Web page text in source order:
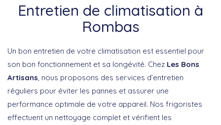
Entretien de climatisation à
Rombas
Un bon entretien de votre climatisation est essentiel pour
son bon fonctionnement et sa longévité. Chez Les Bons
Artisans , nous proposons des services d’entretien
réguliers pour éviter les pannes et assurer une
performance optimale de votre appareil. Nos frigoristes
effectuent un nettoyage complet et vérifient les